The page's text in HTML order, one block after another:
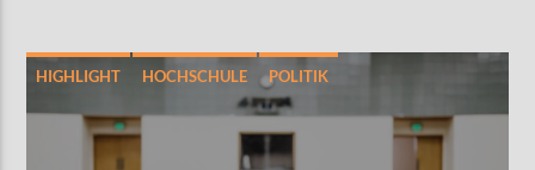
AKTUELLER TRACK
HIGHLIGHT HOCHSCHULE POLITIK